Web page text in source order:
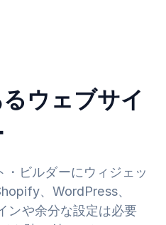
ウェブサイ
ビルダーにウィジェッ
、WordPress、
ンや余分な設定は必要